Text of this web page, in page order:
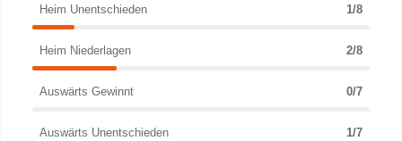
Heim Unentschieden 1/8
Heim Niederlagen 2/8
Auswärts Gewinnt 0/7
Auswärts Unentschieden 1/7